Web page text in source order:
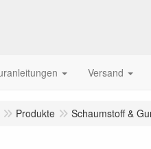
Versand
Produkte Schaumstoff &